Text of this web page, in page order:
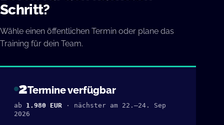
Schritt?
Wähle einen öffentlichen Termin oder plane das
Training für dein Team.
2Termine verfügbar
ab 1.980 EUR · nächster am 22.–24. Sep
2026